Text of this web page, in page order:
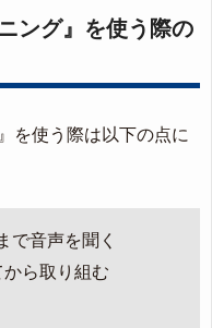
ング』を使う際の
を使う際は以下の点に
で音声を聞く
ら取り組む